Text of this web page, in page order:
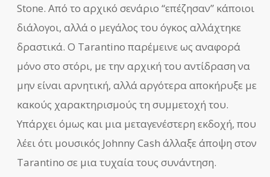
Stone. Από το αρχικό σενάριο “επέζησαν” κάποιοι
διάλογοι, αλλά ο μεγάλος του όγκος αλλάχτηκε
δραστικά. Ο Tarantino παρέμεινε ως αναφορά
μόνο στο στόρι, με την αρχική του αντίδραση να
μην είναι αρνητική, αλλά αργότερα αποκήρυξε με
κακούς χαρακτηρισμούς τη συμμετοχή του.
Υπάρχει όμως και μια μεταγενέστερη εκδοχή, που
λέει ότι μουσικός Johnny Cash άλλαξε άποψη στον
Tarantino σε μια τυχαία τους συνάντηση.